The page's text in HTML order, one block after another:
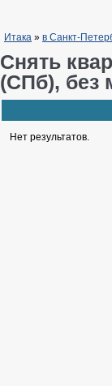
Итака » в Санкт-
Снять
(СПб), без
Нет результатов.